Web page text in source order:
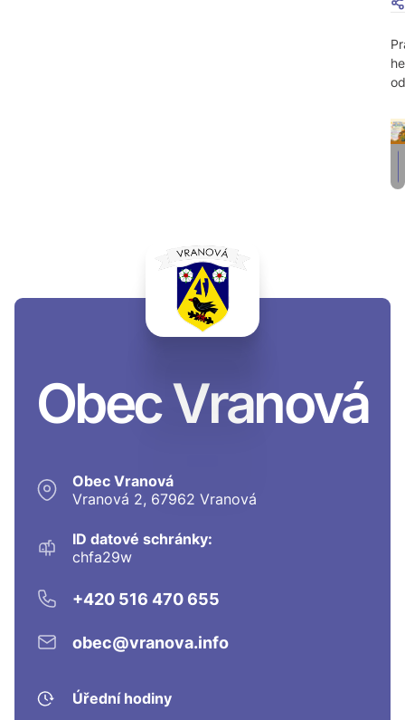
Obec Vranová
Obec Vranová
Vranová 2, 67962 Vranová
ID datové schránky:
chfa29w
+420 516 470 655
obec@vranova.info
Úřední hodiny